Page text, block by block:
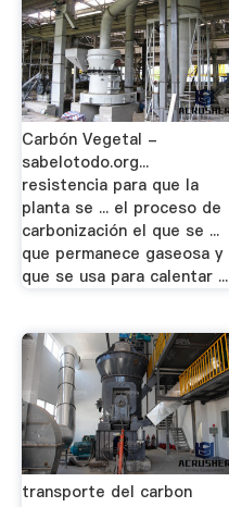
Carbón Vegetal -
sabelotodo.org...
resistencia para que la
planta se ... el proceso de
carbonización el que se ...
que permanece gaseosa y
que se usa para calentar ...
transporte del carbon